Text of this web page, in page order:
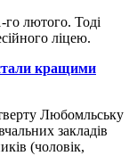
лютого. Тоді
ліцею.
кращими
Любомльську
закладів
(чоловік,